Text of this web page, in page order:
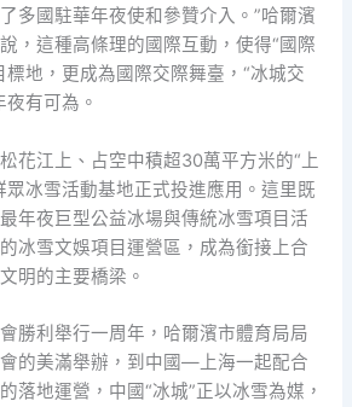
多國駐華年夜使和參贊介入。”哈爾濱
，這種高條理的國際互動，使得“國際
標地，更成為國際交際舞臺，“冰城交
有可為。
花江上、占空中積超30萬平方米的“上
眾冰雪活動基地正式投進應用。這里既
年夜巨型公益冰場與傳統冰雪項目活
冰雪文娛項目運營區，成為銜接上合
明的主要橋梁。
勝利舉行一周年，哈爾濱市體育局局
的美滿舉辦，到中國—上海一起配合
落地運營，中國“冰城”正以冰雪為媒，